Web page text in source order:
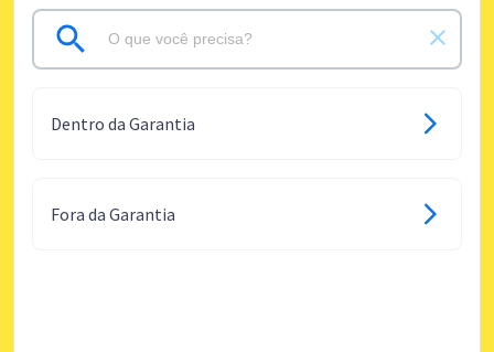
Dentro da Garantia
Fora da Garantia